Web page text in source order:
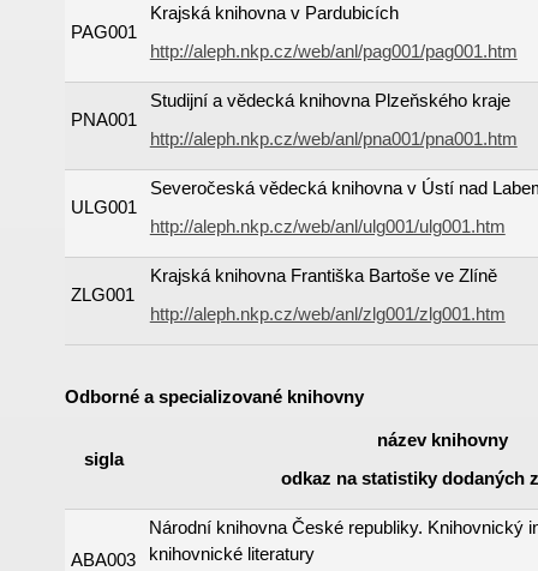
PAG001
Krajská knihovna v Pardubicích
http://aleph.nkp.cz/web/anl/pag001/pag001.htm
PNA001
Studijní a vědecká knihovna Plzeňského kraje
http://aleph.nkp.cz/web/anl/pna001/pna001.htm
ULG001
Severočeská vědecká knihovna v Ústí nad
http://aleph.nkp.cz/web/anl/ulg001/ulg001.htm
ZLG001
Krajská knihovna Františka Bartoše ve Zlíně
http://aleph.nkp.cz/web/anl/zlg001/zlg001.htm
Odborné a specializované knihovny
sigla
název knihovny
odkaz na statistiky dodaných
ABA003
Národní knihovna České republiky. Knihovnický
knihovnické literatury